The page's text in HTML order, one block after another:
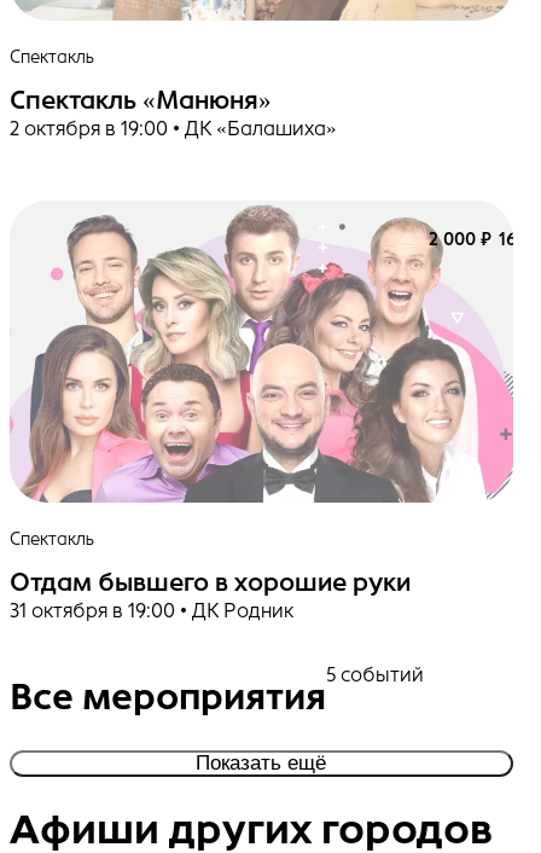
Спектакль
Спектакль «Манюня»
2 октября в 19:00 • ДК «Балашиха»‎
2 000 ₽ 16+
Спектакль
Отдам бывшего в хорошие руки
31 октября в 19:00 • ДК Родник
Все мероприятия
5 событий
Показать ещё
Афиши других городов